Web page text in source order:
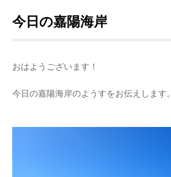
今日の嘉陽海岸
おはようございます！
今日の嘉陽海岸のようすをお伝えします。